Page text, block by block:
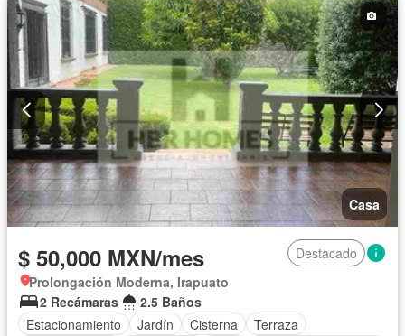
Casa
$ 50,000 MXN/mes
Destacado
Prolongación Moderna, Irapuato
2 Recámaras
2.5 Baños
Estacionamiento
Jardín Cisterna
Terraza